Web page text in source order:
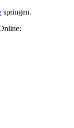
springen.